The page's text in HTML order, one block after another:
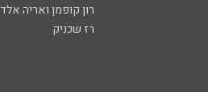
רון קופמן ואריה
רז שכניק